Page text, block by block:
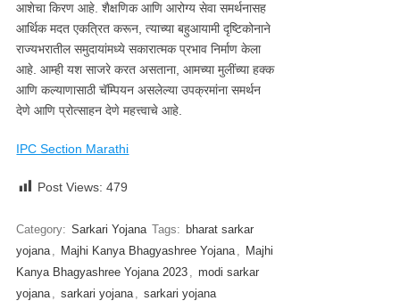
आशेचा किरण आहे. शैक्षणिक आणि आरोग्य सेवा समर्थनासह
आर्थिक मदत एकत्रित करून, त्याच्या बहुआयामी दृष्टिकोनाने
राज्यभरातील समुदायांमध्ये सकारात्मक प्रभाव निर्माण केला
आहे. आम्ही यश साजरे करत असताना, आमच्या मुलींच्या हक्क
आणि कल्याणासाठी चॅम्पियन असलेल्या उपक्रमांना समर्थन
देणे आणि प्रोत्साहन देणे महत्त्वाचे आहे.
IPC Section Marathi
Post Views: 479
Category: Sarkari Yojana Tags: bharat sarkar
yojana, Majhi Kanya Bhagyashree Yojana, Majhi
Kanya Bhagyashree Yojana 2023 , modi sarkar
yojana, sarkari yojana, sarkari yojana